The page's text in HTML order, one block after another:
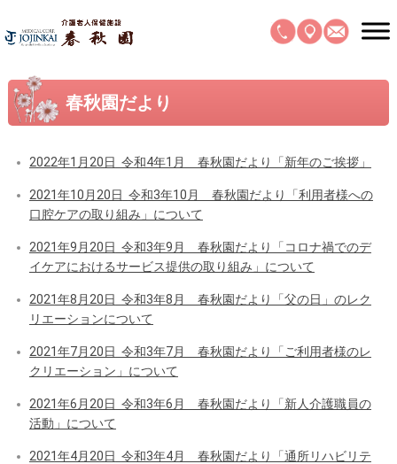
春秋園だより
2022年1月20日 令和4年1月 春秋園だより「新年のご挨拶」
2021年10月20日 令和3年10月 春秋園だより「利用者様への
口腔ケアの取り組み」について
2021年9月20日 令和3年9月 春秋園だより「コロナ禍でのデ
イケアにおけるサービス提供の取り組み」について
2021年8月20日 令和3年8月 春秋園だより「父の日」のレク
リエーションについて
2021年7月20日 令和3年7月 春秋園だより「ご利用者様のレ
クリエーション」について
2021年6月20日 令和3年6月 春秋園だより「新人介護職員の
活動」について
2021年4月20日 令和3年4月 春秋園だより「通所リハビリテ